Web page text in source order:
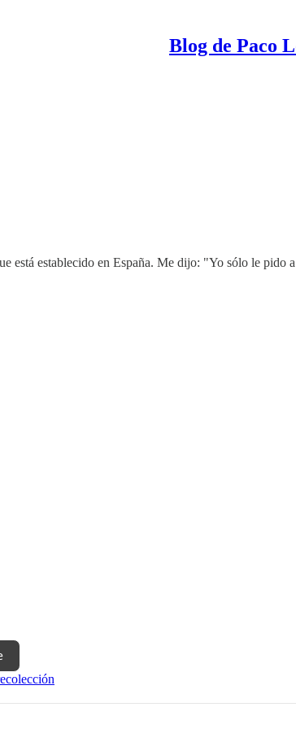
Blog de Paco
está establecido en España. Me dijo: "Yo sólo le pido